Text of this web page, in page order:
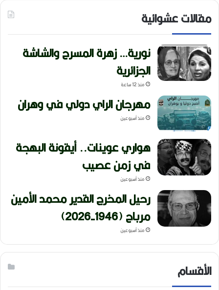
مقالات عشوائية
نورية… زهرة المسرح والشاشة
الجزائرية
منذ 12 ساعة
مهرجان الراي دولي في وهران
منذ أسبوعين
هواري عوينات.. أيقونة البهجة
في زمن عصيب
منذ أسبوعين
رحيل المخرج القدير محمد الأمين
مرباح (1946-2026)
منذ أسبوعين
الأقسام